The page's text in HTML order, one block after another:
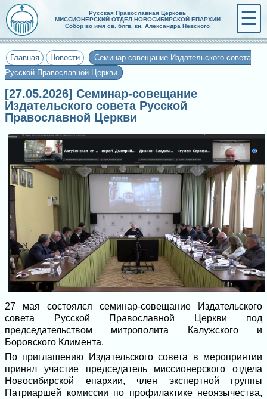
Русская Православная Церковь
МИССИОНЕРСКИЙ ОТДЕЛ НОВОСИБИРСКОЙ ЕПАРХИИ
Собор во имя св. блгв. кн. Александра Невского
☰
Главная Новости
Семинар-совещание Издательского совета
Русской Православной Церкви
[27.05.2026] Семинар-совещание
Издательского совета Русской
Православной Церкви
27 мая состоялся семинар-совещание Издательского
совета Русской Православной Церкви под
председательством митрополита Калужского и
Боровского Климента.
По приглашению Издательского совета в мероприятии
принял участие председатель миссионерского отдела
Новосибирской епархии, член экспертной группы
Патриаршей комиссии по профилактике неоязычества,